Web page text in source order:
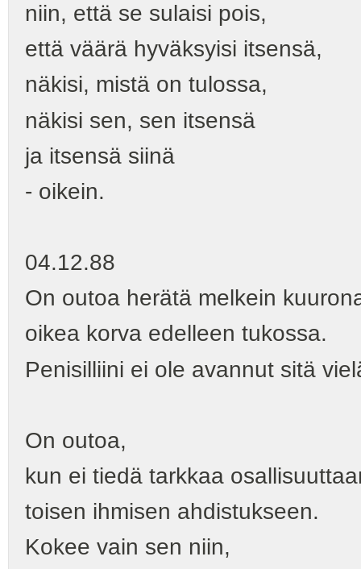
niin, että se sulaisi pois,
että väärä hyväksyisi itsensä,
näkisi, mistä on tulossa,
näkisi sen, sen itsensä
ja itsensä siinä
- oikein.
04.12.88
On outoa herätä melkein
oikea korva edelleen tukossa.
Penisilliini ei ole avannut sitä
On outoa,
kun ei tiedä tarkkaa
toisen ihmisen ahdistukseen.
Kokee vain sen niin,